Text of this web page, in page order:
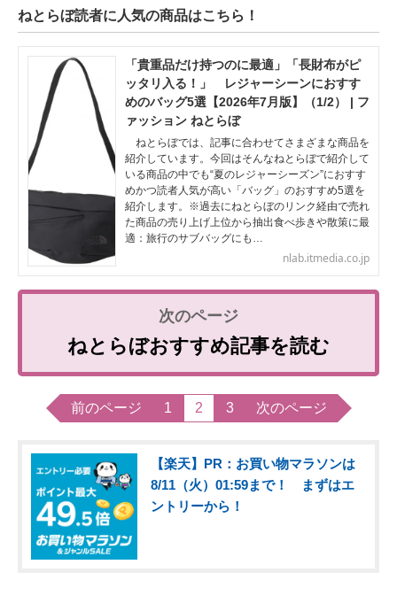
ねとらぼ読者に人気の商品はこちら！
「貴重品だけ持つのに最適」「長財布がピ
ッタリ入る！」 レジャーシーンにおすす
めのバッグ5選【2026年7月版】（1/2） | フ
ァッション ねとらぼ
ねとらぼでは、記事に合わせてさまざまな商品を
紹介しています。今回はそんなねとらぼで紹介して
いる商品の中でも“夏のレジャーシーズン”におすす
めかつ読者人気が高い「バッグ」のおすすめ5選を
紹介します。※過去にねとらぼのリンク経由で売れ
た商品の売り上げ上位から抽出食べ歩きや散策に最
適：旅行のサブバッグにも…
nlab.itmedia.co.jp
ねとらぼおすすめ記事を読む
前のページ 1 2 3 次のページ
【楽天】PR：お買い物マラソンは
8/11（火）01:59まで！ まずはエ
ントリーから！